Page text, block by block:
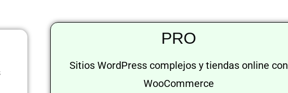
PRO
Sitios WordPress complejos y tiendas online con
WooCommerce